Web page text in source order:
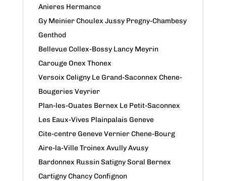
Anieres Hermance
Gy Meinier Choulex Jussy Pregny-Chambesy
Genthod
Bellevue Collex-Bossy Lancy Meyrin
Carouge Onex Thonex
Versoix Celigny Le Grand-Saconnex Chene-
Bougeries Veyrier
Plan-les-Ouates Bernex Le Petit-Saconnex
Les Eaux-Vives Plainpalais Geneve
Cite-centre Geneve Vernier Chene-Bourg
Aire-la-Ville Troinex Avully Avusy
Bardonnex Russin Satigny Soral Bernex
Cartigny Chancy Confignon